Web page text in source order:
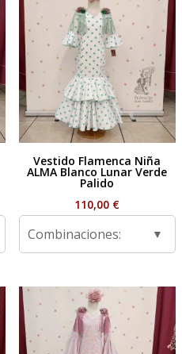
Vestido Flamenca Niña
ALMA Blanco Lunar Verde
Palido
110,00 €
Combinaciones: